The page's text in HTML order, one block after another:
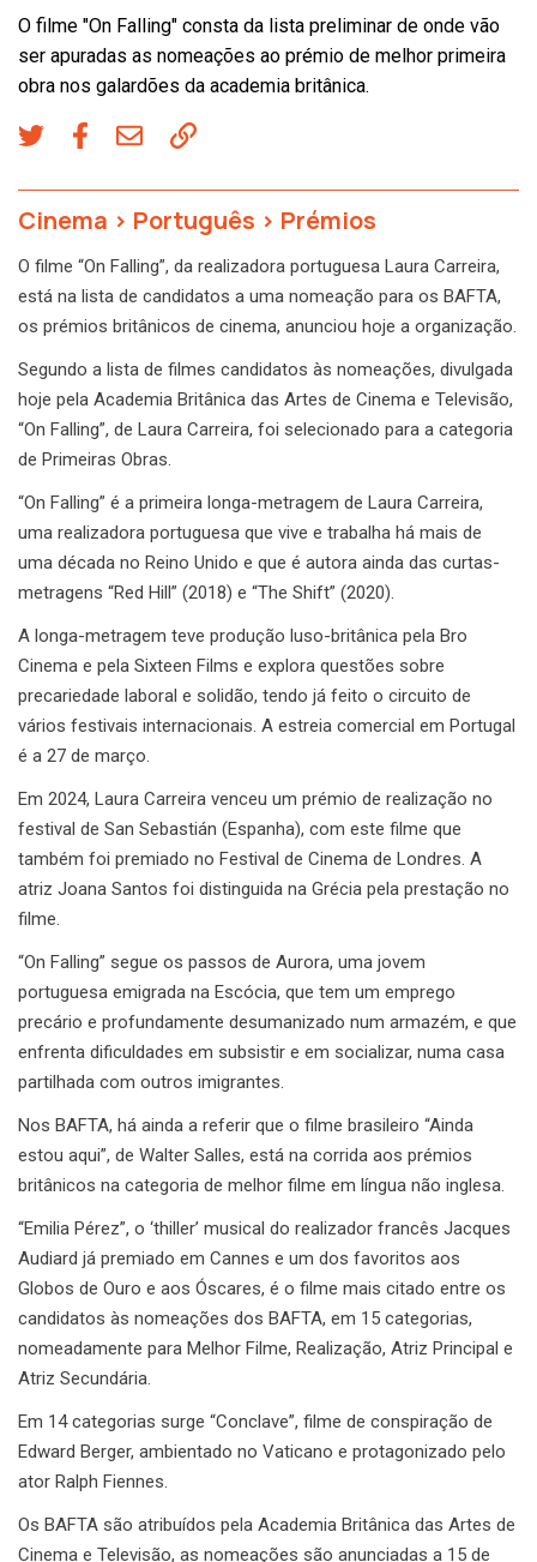
O filme "On Falling" consta da lista preliminar de onde vão
ser apuradas as nomeações ao prémio de melhor primeira
obra nos galardões da academia britânica.
Cinema > Português > Prémios
O filme “On Falling”, da realizadora portuguesa Laura Carreira,
está na lista de candidatos a uma nomeação para os BAFTA,
os prémios britânicos de cinema, anunciou hoje a organização.
Segundo a lista de filmes candidatos às nomeações, divulgada
hoje pela Academia Britânica das Artes de Cinema e Televisão,
“On Falling”, de Laura Carreira, foi selecionado para a categoria
de Primeiras Obras.
“On Falling” é a primeira longa-metragem de Laura Carreira,
uma realizadora portuguesa que vive e trabalha há mais de
uma década no Reino Unido e que é autora ainda das curtas-
metragens “Red Hill” (2018) e “The Shift” (2020).
A longa-metragem teve produção luso-britânica pela Bro
Cinema e pela Sixteen Films e explora questões sobre
precariedade laboral e solidão, tendo já feito o circuito de
vários festivais internacionais. A estreia comercial em Portugal
é a 27 de março.
Em 2024, Laura Carreira venceu um prémio de realização no
festival de San Sebastián (Espanha), com este filme que
também foi premiado no Festival de Cinema de Londres. A
atriz Joana Santos foi distinguida na Grécia pela prestação no
filme.
“On Falling” segue os passos de Aurora, uma jovem
portuguesa emigrada na Escócia, que tem um emprego
precário e profundamente desumanizado num armazém, e que
enfrenta dificuldades em subsistir e em socializar, numa casa
partilhada com outros imigrantes.
Nos BAFTA, há ainda a referir que o filme brasileiro “Ainda
estou aqui”, de Walter Salles, está na corrida aos prémios
britânicos na categoria de melhor filme em língua não inglesa.
“Emilia Pérez”, o ‘thiller’ musical do realizador francês Jacques
Audiard já premiado em Cannes e um dos favoritos aos
Globos de Ouro e aos Óscares, é o filme mais citado entre os
candidatos às nomeações dos BAFTA, em 15 categorias,
nomeadamente para Melhor Filme, Realização, Atriz Principal e
Atriz Secundária.
Em 14 categorias surge “Conclave”, filme de conspiração de
Edward Berger, ambientado no Vaticano e protagonizado pelo
ator Ralph Fiennes.
Os BAFTA são atribuídos pela Academia Britânica das Artes de
Cinema e Televisão, as nomeações são anunciadas a 15 de